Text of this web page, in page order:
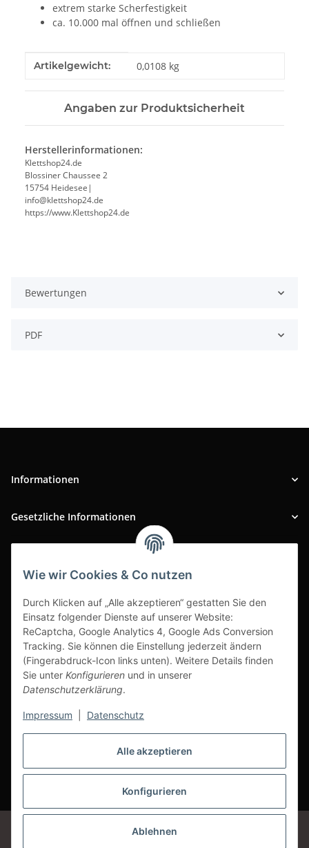
Alle akzeptieren
Konfigurieren
Ablehnen
Wie wir Cookies & Co nutzen
Durch Klicken auf „Alle akzeptieren“ gestatten Sie den
Einsatz folgender Dienste auf unserer Website:
ReCaptcha, Google Analytics 4, Google Ads Conversion
Tracking. Sie können die Einstellung jederzeit ändern
(Fingerabdruck-Icon links unten). Weitere Details finden
Sie unter Konfigurieren und in unserer
Datenschutzerklärung.
Impressum Datenschutz
extrem starke Scherfestigkeit
ca. 10.000 mal öffnen und schließen
Produkteigenschaft
Wert
Artikelgewicht: 0,0108 kg
Angaben zur Produktsicherheit
Herstellerinformationen:
Klettshop24.de
Blossiner Chaussee 2
15754 Heidesee|
info@klettshop24.de
https://www.Klettshop24.de
Bewertungen
PDF
Informationen
Gesetzliche Informationen
Vertrag widerrufen
* Alle Preise inkl. gesetzlicher USt., zzgl.Versand
Google Analytics deaktivieren Status: Opt-Out-Cookie ist nicht gesetzt